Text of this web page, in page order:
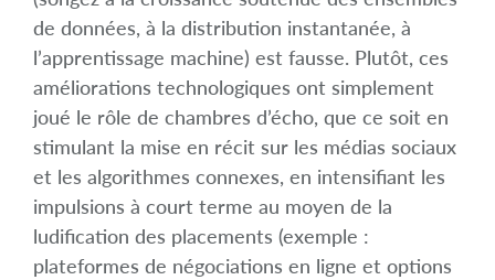
de données, à la distribution instantanée, à
l’apprentissage machine) est fausse. Plutôt, ces
améliorations technologiques ont simplement
joué le rôle de chambres d’écho, que ce soit en
stimulant la mise en récit sur les médias sociaux
et les algorithmes connexes, en intensifiant les
impulsions à court terme au moyen de la
ludification des placements (exemple :
plateformes de négociations en ligne et options